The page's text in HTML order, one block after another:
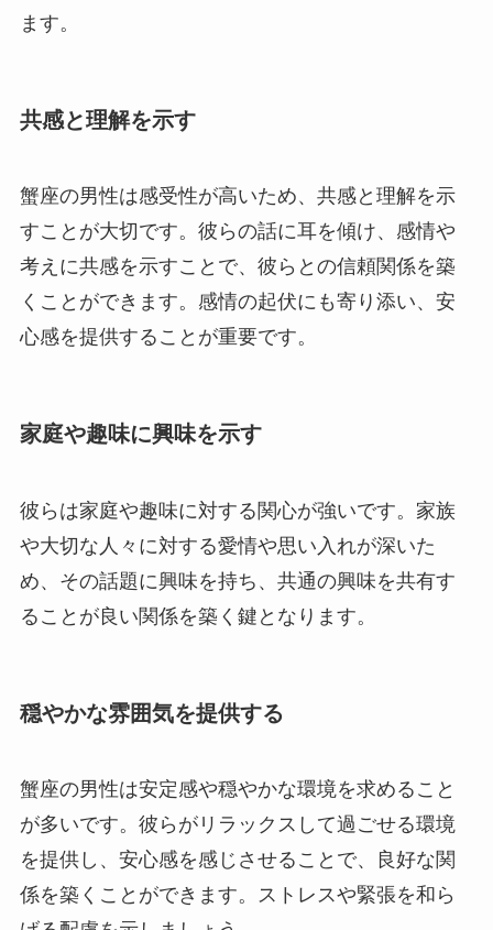
ます。
共感と理解を示す
蟹座の男性は感受性が高いため、共感と理解を示
すことが大切です。彼らの話に耳を傾け、感情や
考えに共感を示すことで、彼らとの信頼関係を築
くことができます。感情の起伏にも寄り添い、安
心感を提供することが重要です。
家庭や趣味に興味を示す
彼らは家庭や趣味に対する関心が強いです。家族
や大切な人々に対する愛情や思い入れが深いた
め、その話題に興味を持ち、共通の興味を共有す
ることが良い関係を築く鍵となります。
穏やかな雰囲気を提供する
蟹座の男性は安定感や穏やかな環境を求めること
が多いです。彼らがリラックスして過ごせる環境
を提供し、安心感を感じさせることで、良好な関
係を築くことができます。ストレスや緊張を和ら